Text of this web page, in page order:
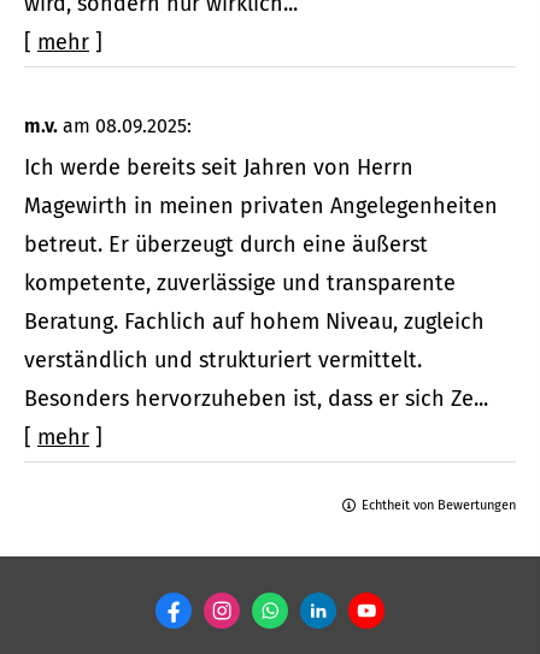
[ mehr ]
m.v. am 08.09.2025:
Ich werde bereits seit Jahren von Herrn
Magewirth in meinen privaten Angelegenheiten
betreut. Er überzeugt durch eine äußerst
kompetente, zuverlässige und transparente
Beratung. Fachlich auf hohem Niveau, zugleich
verständlich und strukturiert vermittelt.
Besonders hervorzuheben ist, dass er sich Ze...
[ mehr ]
Echtheit von Bewertungen